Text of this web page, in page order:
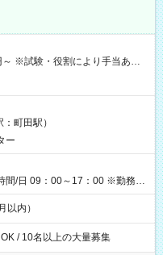
給（前払い）オプションあ
ら1週間ほどで給与の一部を受け
（休憩1時間） 時給1,300円
※当日の役割により時給＋100
13:30（休憩なし） 時給1,300
8,400円＋交通費 【試用期
町田駅）
ー
間/日 09：00～17：00 ※勤務時
以内）
/ 10名以上の大量募集